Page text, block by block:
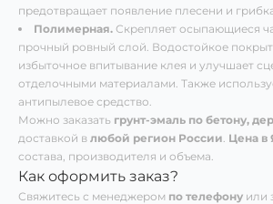
предотвращает появление плесени и
Полимерная. Скрепляет осыпающиеся
прочный ровный слой. Водостойкое
избыточное впитывание клея и улучшает
отделочными материалами. Также
антипылевое средство.
Можно заказать грунт-эмаль по бетону,
доставкой в любой регион России. Цена в
состава, производителя и объема.
Как оформить заказ?
Свяжитесь с менеджером по телефону или